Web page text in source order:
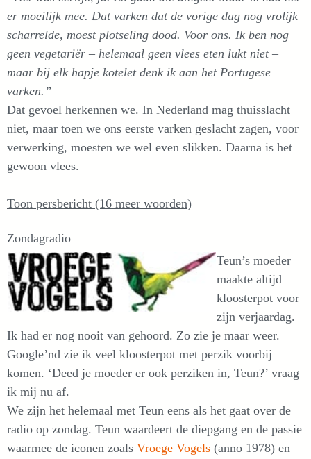
er moeilijk mee. Dat varken dat de vorige dag nog vrolijk
scharrelde, moest plotseling dood. Voor ons. Ik ben nog
geen vegetariër – helemaal geen vlees eten lukt niet –
maar bij elk hapje kotelet denk ik aan het Portugese
varken.”
Dat gevoel herkennen we. In Nederland mag thuisslacht
niet, maar toen we ons eerste varken geslacht zagen, voor
verwerking, moesten we wel even slikken. Daarna is het
gewoon vlees.
Toon persbericht (16 meer woorden)
Zondagradio
Teun’s moeder
maakte altijd
kloosterpot voor
zijn verjaardag.
Ik had er nog nooit van gehoord. Zo zie je maar weer.
Google’nd zie ik veel kloosterpot met perzik voorbij
komen. ‘Deed je moeder er ook perziken in, Teun?’ vraag
ik mij nu af.
We zijn het helemaal met Teun eens als het gaat over de
radio op zondag. Teun waardeert de diepgang en de passie
waarmee de iconen zoals Vroege Vogels (anno 1978) en